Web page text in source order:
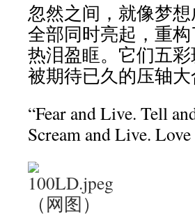
忽然之间，就像梦
全部同时亮起，重
热泪盈眶。它们五
被期待已久的压轴大
“Fear and Live. Tell
Scream and Live.
（网图）